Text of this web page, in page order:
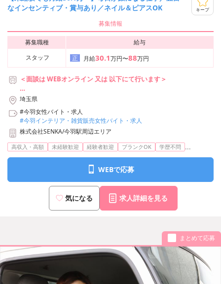
なインセンティブ・賞与あり／ネイル＆ピアスOK
キープ
募集情報
募集職種
給与
スタッフ
正 月給30.1万円〜88万円
＜面談は WEBオンライン 又は 以下にて行います＞
■株式会社SENKA 東京事務所
アクセス：
東京メトロ日比谷線/都営浅草線「東銀座」駅 6番出口より徒歩3
分
東京メトロ日比谷線/丸ノ内線・銀座線「銀座」駅 A5出口より徒
歩7分
JR「新橋」駅 銀座口より徒歩12分
埼玉県
#今羽女性バイト・求人
#今羽インテリア・雑貨販売女性バイト・求人
株式会社SENKA/今羽駅周辺エリア
高収入・高額 未経験歓迎 経験者歓迎 ブランクOK 学歴不問 ...
WEBで応募
気になる 求人詳細を見る
まとめて応募